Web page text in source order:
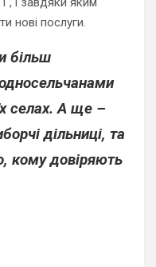
нові послуги.
більш
селах. А ще –
дільниці, та
кому довіряють